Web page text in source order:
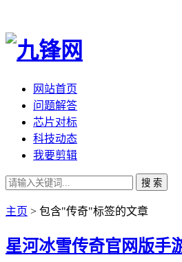
网站首页
问题解答
芯片对标
科技动态
我要剪辑
搜 索
主页 > 包含"传奇"标签的文章
星河冰雪传奇官网版手